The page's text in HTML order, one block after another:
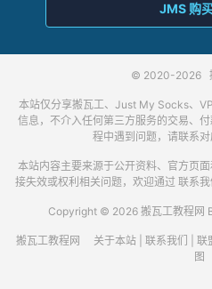
JMS 购
© 2020-2026
本站仅分享搬瓦工、Just My Socks、
信息，不介入任何第三方服务的交易、
程中遇到问题，请联系对
本站内容主要来源于公开资料、官方页
接失效或权利相关问题，欢迎通过 联系我
Copyright © 2026 搬瓦工教程网
搬瓦工教程网 关于本站| 联系我们 联
图